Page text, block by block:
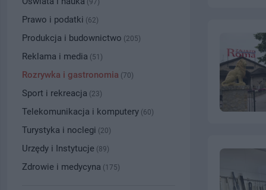
Prawo i podatki (62)
Produkcja i budownictwo (205)
Reklama i media (51)
Rozrywka i gastronomia (70)
Sport i rekreacja (23)
Telekomunikacja i komputery (60)
Turystyka i noclegi (20)
Urzędy i Instytucje (89)
Zdrowie i medycyna (175)